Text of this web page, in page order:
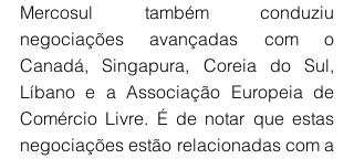
Mercosul também conduziu
negociações avançadas com o
Canadá, Singapura, Coreia do Sul,
Líbano e a Associação Europeia de
Comércio Livre. É de notar que estas
negociações estão relacionadas com a